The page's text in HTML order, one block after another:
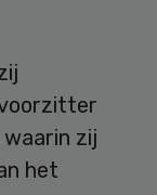
zij
het